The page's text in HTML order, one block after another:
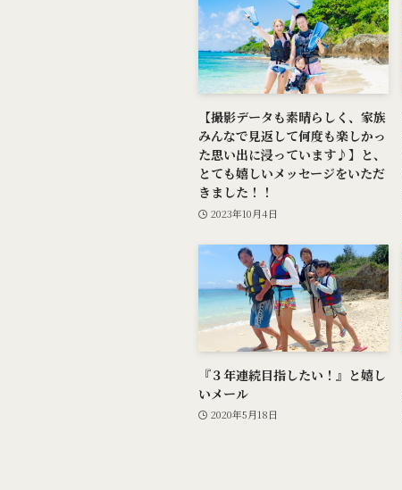
【撮影データも素晴らしく、家族
みんなで見返して何度も楽しかっ
た思い出に浸っています♪】と、
とても嬉しいメッセージをいただ
きました！！
2023年10月4日
『３年連続目指したい！』と嬉し
いメール
2020年5月18日